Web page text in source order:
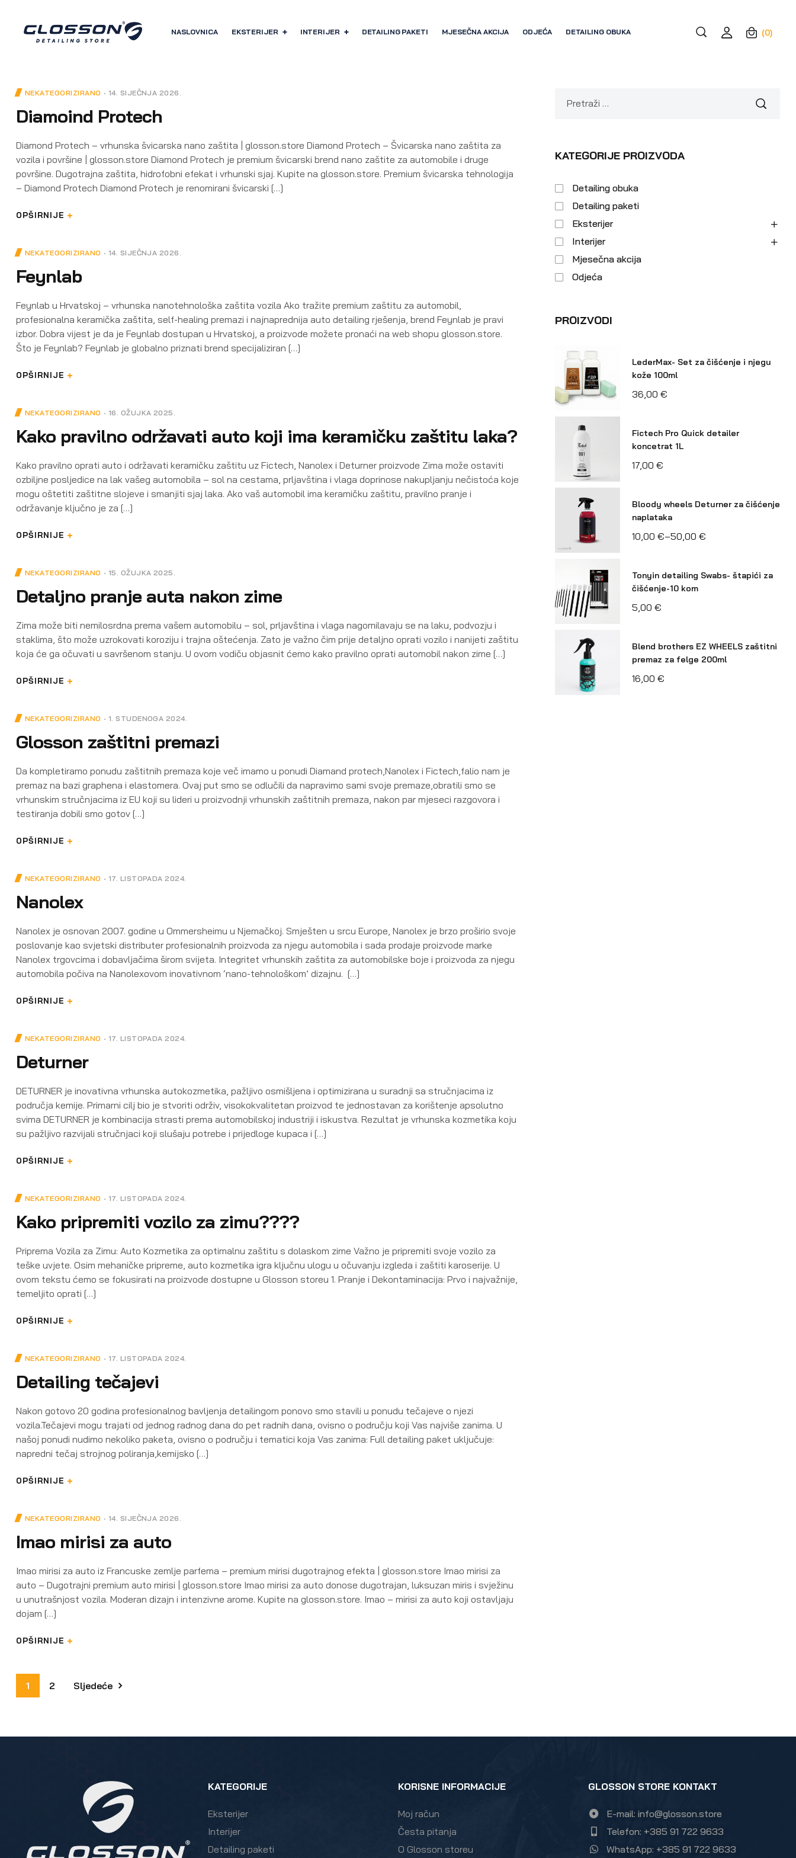
NASLOVNICA EKSTERIJER INTERIJER DETAILING PAKETI MJESEČNA AKCIJA ODJEĆA DETAILING OBUKA (0)
NEKATEGORIZIRANO 14. SIJEČNJA 2026.
Diamoind Protech
Diamond Protech – vrhunska švicarska nano zaštita | glosson.store Diamond Protech – Švicarska nano zaštita za
vozila i površine | glosson.store Diamond Protech je premium švicarski brend nano zaštite za automobile i druge
površine. Dugotrajna zaštita, hidrofobni efekat i vrhunski sjaj. Kupite na glosson.store. Premium švicarska tehnologija
– Diamond Protech Diamond Protech je renomirani švicarski […]
OPŠIRNIJE
NEKATEGORIZIRANO 14. SIJEČNJA 2026.
Feynlab
Feynlab u Hrvatskoj – vrhunska nanotehnološka zaštita vozila Ako tražite premium zaštitu za automobil,
profesionalna keramička zaštita, self-healing premazi i najnaprednija auto detailing rješenja, brend Feynlab je pravi
izbor. Dobra vijest je da je Feynlab dostupan u Hrvatskoj, a proizvode možete pronaći na web shopu glosson.store.
Što je Feynlab? Feynlab je globalno priznati brend specijaliziran […]
OPŠIRNIJE
NEKATEGORIZIRANO 16. OŽUJKA 2025.
Kako pravilno održavati auto koji ima keramičku zaštitu laka?
Kako pravilno oprati auto i održavati keramičku zaštitu uz Fictech, Nanolex i Deturner proizvode Zima može ostaviti
ozbiljne posljedice na lak vašeg automobila – sol na cestama, prljavština i vlaga doprinose nakupljanju nečistoća koje
mogu oštetiti zaštitne slojeve i smanjiti sjaj laka. Ako vaš automobil ima keramičku zaštitu, pravilno pranje i
održavanje ključno je za […]
OPŠIRNIJE
NEKATEGORIZIRANO 15. OŽUJKA 2025.
Detaljno pranje auta nakon zime
Zima može biti nemilosrdna prema vašem automobilu – sol, prljavština i vlaga nagomilavaju se na laku, podvozju i
staklima, što može uzrokovati koroziju i trajna oštećenja. Zato je važno čim prije detaljno oprati vozilo i nanijeti zaštitu
koja će ga očuvati u savršenom stanju. U ovom vodiču objasnit ćemo kako pravilno oprati automobil nakon zime […]
OPŠIRNIJE
NEKATEGORIZIRANO 1. STUDENOGA 2024.
Glosson zaštitni premazi
Da kompletiramo ponudu zaštitnih premaza koje več imamo u ponudi Diamand protech,Nanolex i Fictech,falio nam je
premaz na bazi graphena i elastomera. Ovaj put smo se odlučili da napravimo sami svoje premaze,obratili smo se
vrhunskim stručnjacima iz EU koji su lideri u proizvodnji vrhunskih zaštitnih premaza, nakon par mjeseci razgovora i
testiranja dobili smo gotov […]
OPŠIRNIJE
NEKATEGORIZIRANO 17. LISTOPADA 2024.
Nanolex
Nanolex je osnovan 2007. godine u Ommersheimu u Njemačkoj. Smješten u srcu Europe, Nanolex je brzo proširio svoje
poslovanje kao svjetski distributer profesionalnih proizvoda za njegu automobila i sada prodaje proizvode marke
Nanolex trgovcima i dobavljačima širom svijeta. Integritet vrhunskih zaštita za automobilske boje i proizvoda za njegu
automobila počiva na Nanolexovom inovativnom ‘nano-tehnološkom’ dizajnu. […]
OPŠIRNIJE
NEKATEGORIZIRANO 17. LISTOPADA 2024.
Deturner
DETURNER je inovativna vrhunska autokozmetika, pažljivo osmišljena i optimizirana u suradnji sa stručnjacima iz
područja kemije. Primarni cilj bio je stvoriti održiv, visokokvalitetan proizvod te jednostavan za korištenje apsolutno
svima DETURNER je kombinacija strasti prema automobilskoj industriji i iskustva. Rezultat je vrhunska kozmetika koju
su pažljivo razvijali stručnjaci koji slušaju potrebe i prijedloge kupaca i […]
OPŠIRNIJE
NEKATEGORIZIRANO 17. LISTOPADA 2024.
Kako pripremiti vozilo za zimu????
Priprema Vozila za Zimu: Auto Kozmetika za optimalnu zaštitu s dolaskom zime Važno je pripremiti svoje vozilo za
teške uvjete. Osim mehaničke pripreme, auto kozmetika igra ključnu ulogu u očuvanju izgleda i zaštiti karoserije. U
ovom tekstu ćemo se fokusirati na proizvode dostupne u Glosson storeu 1. Pranje i Dekontaminacija: Prvo i najvažnije,
temeljito oprati […]
OPŠIRNIJE
NEKATEGORIZIRANO 17. LISTOPADA 2024.
Detailing tečajevi
Nakon gotovo 20 godina profesionalnog bavljenja detailingom ponovo smo stavili u ponudu tečajeve o njezi
vozila.Tečajevi mogu trajati od jednog radnog dana do pet radnih dana, ovisno o području koji Vas najviše zanima. U
našoj ponudi nudimo nekoliko paketa, ovisno o području i tematici koja Vas zanima: Full detailing paket uključuje:
napredni tečaj strojnog poliranja,kemijsko […]
OPŠIRNIJE
NEKATEGORIZIRANO 14. SIJEČNJA 2026.
Imao mirisi za auto
Imao mirisi za auto iz Francuske zemlje parfema – premium mirisi dugotrajnog efekta | glosson.store Imao mirisi za
auto – Dugotrajni premium auto mirisi | glosson.store Imao mirisi za auto donose dugotrajan, luksuzan miris i svježinu
u unutrašnjost vozila. Moderan dizajn i intenzivne arome. Kupite na glosson.store. Imao – mirisi za auto koji ostavljaju
dojam […]
OPŠIRNIJE
1 2 Sljedeće
KATEGORIJE PROIZVODA
Detailing obuka
Detailing paketi
Eksterijer
Interijer
Mjesečna akcija
Odjeća
PROIZVODI
LederMax- Set za čišćenje i njegu
kože 100ml
36,00 €
Fictech Pro Quick detailer
koncetrat 1L
17,00 €
Bloody wheels Deturner za čišćenje
naplataka
10,00 €–50,00 €
Tonyin detailing Swabs- štapići za
čišćenje-10 kom
5,00 €
Blend brothers EZ WHEELS zaštitni
premaz za felge 200ml
16,00 €
KATEGORIJE
Eksterijer
Interijer
Detailing paketi
KORISNE INFORMACIJE
Moj račun
Česta pitanja
O Glosson storeu
GLOSSON STORE KONTAKT
E-mail: info@glosson.store
Telefon: +385 91 722 9633
WhatsApp: +385 91 722 9633